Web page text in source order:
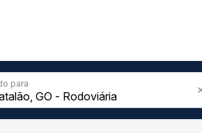
para